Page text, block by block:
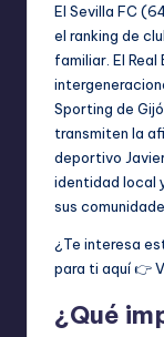
El Sevilla FC
el ranking de
familiar. El
Sporting de
transmiten la
deportivo
identidad local
sus
¿Te interesa
para ti aquí 👉
¿Qué